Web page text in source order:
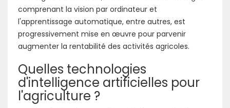
comprenant la vision par ordinateur et
l'apprentissage automatique, entre autres, est
progressivement mise en œuvre pour parvenir
augmenter la rentabilité des activités agricoles.
Quelles technologies
d'intelligence artificielles pour
l'agriculture ?